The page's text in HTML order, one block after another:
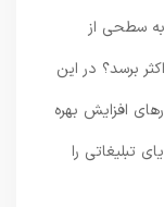
به سطحی از
برسد؟ در این
افزایش بهره
تبلیغاتی را